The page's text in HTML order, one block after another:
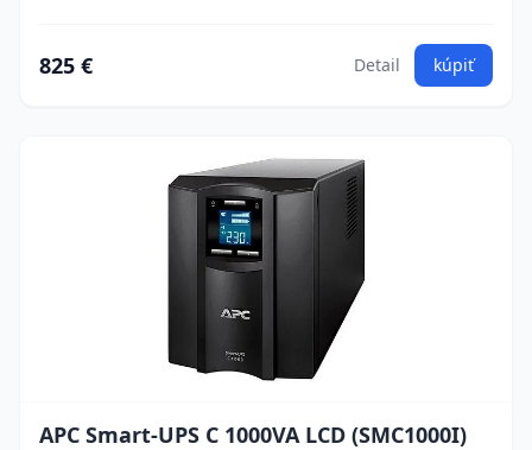
825 € Detail kúpiť
APC Smart-UPS C 1000VA LCD (SMC1000I)